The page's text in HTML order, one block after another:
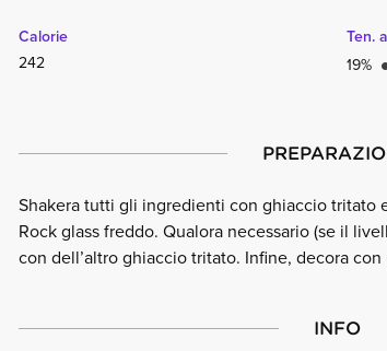
Calorie
242
Ten.
19%
Shakera tutti gli ingredienti con ghiaccio tritato
Rock glass freddo. Qualora necessario (se il
con dell’altro ghiaccio tritato. Infine, decora
INFO